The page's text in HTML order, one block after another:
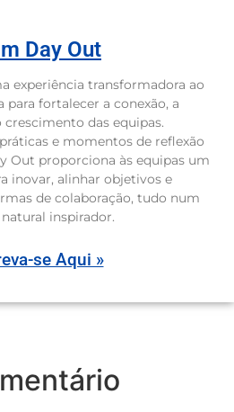
Day Out
experiência transformadora ao
para fortalecer a conexão, a
crescimento das equipas.
e momentos de reflexão
Out proporciona às equipas um
inovar, alinhar objetivos e
de colaboração, tudo num
inspirador.
se Aqui »